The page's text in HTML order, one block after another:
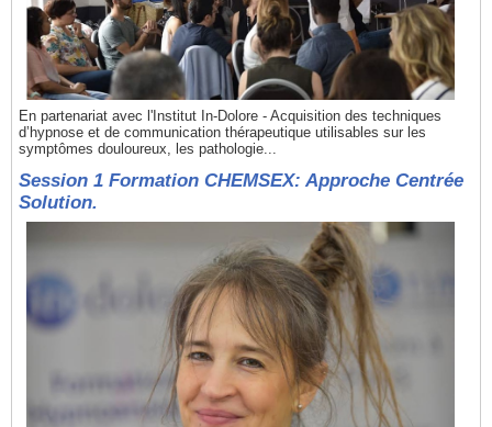
En partenariat avec l'Institut In-Dolore - Acquisition des techniques
d’hypnose et de communication thérapeutique utilisables sur les
symptômes douloureux, les pathologie...
Session 1 Formation CHEMSEX: Approche Centrée
Solution.